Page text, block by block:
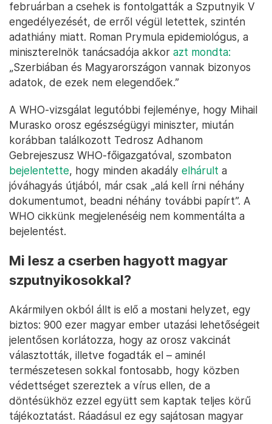
februárban a csehek is fontolgatták a Szputnyik V
engedélyezését, de erről végül letettek, szintén
adathiány miatt. Roman Prymula epidemiológus, a
miniszterelnök tanácsadója akkor azt mondta:
„Szerbiában és Magyarországon vannak bizonyos
adatok, de ezek nem elegendőek.”
A WHO-vizsgálat legutóbbi fejleménye, hogy Mihail
Murasko orosz egészségügyi miniszter, miután
korábban találkozott Tedrosz Adhanom
Gebrejeszusz WHO-főigazgatóval, szombaton
bejelentette, hogy minden akadály elhárult a
jóváhagyás útjából, már csak „alá kell írni néhány
dokumentumot, beadni néhány további papírt”. A
WHO cikkünk megjelenéséig nem kommentálta a
bejelentést.
Mi lesz a cserben hagyott magyar
szputnyikosokkal?
Akármilyen okból állt is elő a mostani helyzet, egy
biztos: 900 ezer magyar ember utazási lehetőségeit
jelentősen korlátozza, hogy az orosz vakcinát
választották, illetve fogadták el – aminél
természetesen sokkal fontosabb, hogy közben
védettséget szereztek a vírus ellen, de a
döntésükhöz ezzel együtt sem kaptak teljes körű
tájékoztatást. Ráadásul ez egy sajátosan magyar